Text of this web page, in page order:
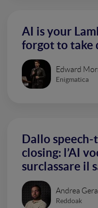
AI is your
forgot to take
Edward
Enigmatica
Dallo speech-
closing: l’AI
surclassare il
Andrea
Reddoak